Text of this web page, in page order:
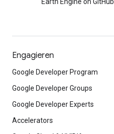
Engagieren
Google Developer Program
Google Developer Groups
Google Developer Experts
Accelerators